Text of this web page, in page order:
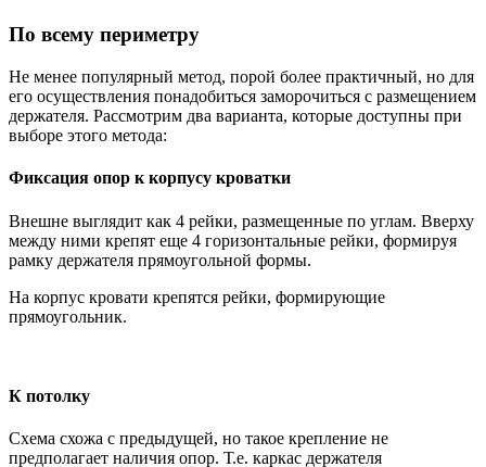
По всему периметру
Не менее популярный метод, порой более практичный, но для
его осуществления понадобиться заморочиться с размещением
держателя. Рассмотрим два варианта, которые доступны при
выборе этого метода:
Фиксация опор к корпусу кроватки
Внешне выглядит как 4 рейки, размещенные по углам. Вверху
между ними крепят еще 4 горизонтальные рейки, формируя
рамку держателя прямоугольной формы.
На корпус кровати крепятся рейки, формирующие
прямоугольник.
К потолку
Схема схожа с предыдущей, но такое крепление не
предполагает наличия опор. Т.е. каркас держателя